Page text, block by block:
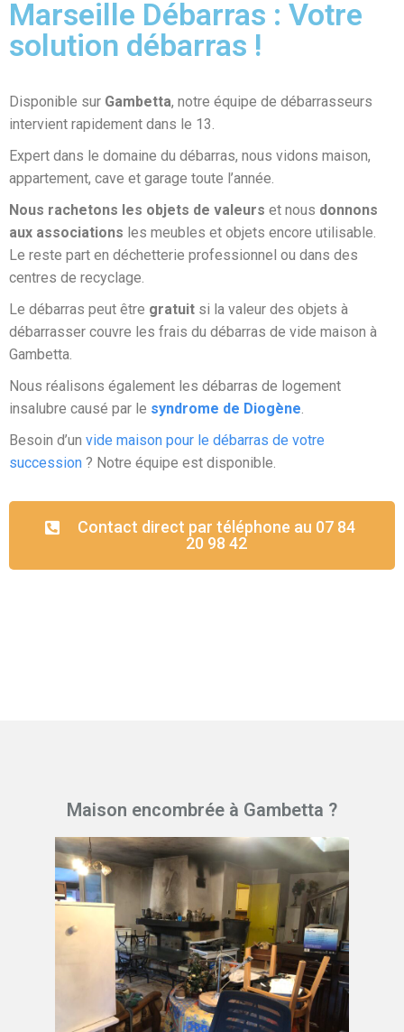
Marseille Débarras : Votre
solution débarras !
Disponible sur Gambetta, notre équipe de débarrasseurs
intervient rapidement dans le 13.
Expert dans le domaine du débarras, nous vidons maison,
appartement, cave et garage toute l’année.
Nous rachetons les objets de valeurs et nous donnons
aux associations les meubles et objets encore utilisable.
Le reste part en déchetterie professionnel ou dans des
centres de recyclage.
Le débarras peut être gratuit si la valeur des objets à
débarrasser couvre les frais du débarras de vide maison à
Gambetta.
Nous réalisons également les débarras de logement
insalubre causé par le syndrome de Diogène
Besoin d’un vide maison pour le débarras de votre
succession ? Notre équipe est disponible.
Contact direct par téléphone au 07 84
20 98 42
Maison encombrée à Gambetta ?